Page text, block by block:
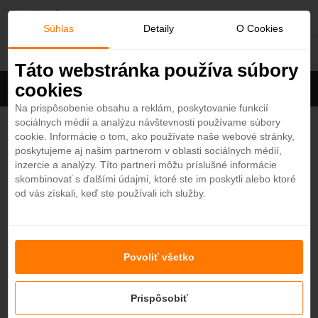
ú
Karibik
Filter
Zobrazených 1z 5 hotelov Zobraziť všetky
Bougainvillea Barbados 4*
4,3
Karibik - Plážový hotel
Nenašli ste hotel podľa svojich predstáv?
Zobraziť hotely
Súhlas Detaily O Cookies
Táto webstránka používa súbory
cookies
Na prispôsobenie obsahu a reklám, poskytovanie funkcií
sociálnych médií a analýzu návštevnosti používame súbory
cookie. Informácie o tom, ako používate naše webové stránky,
poskytujeme aj našim partnerom v oblasti sociálnych médií,
inzercie a analýzy. Títo partneri môžu príslušné informácie
skombinovať s ďalšími údajmi, ktoré ste im poskytli alebo ktoré
od vás získali, keď ste používali ich služby.
Prispôsobiť
Povoliť všetko